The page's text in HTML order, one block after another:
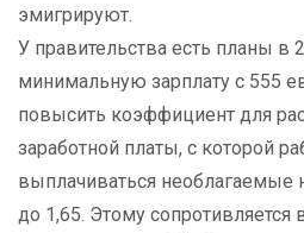
эмигрируют.
У правительства есть планы в
минимальную зарплату с 555
повысить коэффициент для
заработной платы, с которой
выплачиваться необлагаемые
до 1,65. Этому сопротивляется